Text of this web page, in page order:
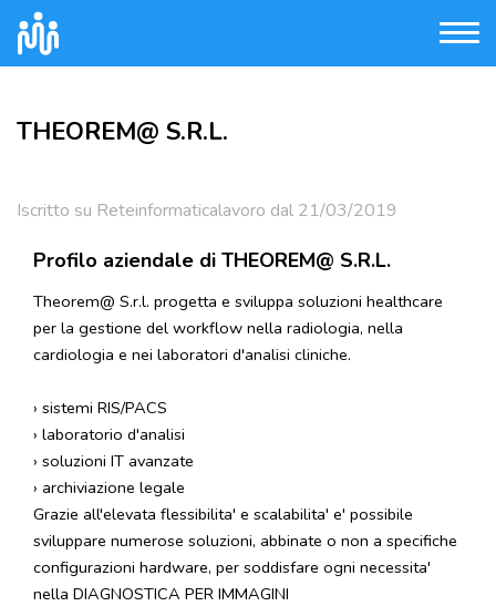
THEOREM@ S.R.L.
Iscritto su Reteinformaticalavoro dal 21/03/2019
Profilo aziendale di THEOREM@ S.R.L.
Theorem@ S.r.l. progetta e sviluppa soluzioni healthcare
per la gestione del workflow nella radiologia, nella
cardiologia e nei laboratori d'analisi cliniche.
› sistemi RIS/PACS
› laboratorio d'analisi
› soluzioni IT avanzate
› archiviazione legale
Grazie all'elevata flessibilita' e scalabilita' e' possibile
sviluppare numerose soluzioni, abbinate o non a specifiche
configurazioni hardware, per soddisfare ogni necessita'
nella DIAGNOSTICA PER IMMAGINI